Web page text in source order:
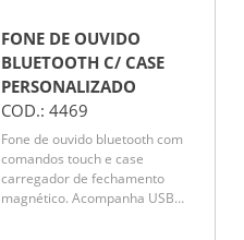
FONE DE OUVIDO
BLUETOOTH C/ CASE
PERSONALIZADO
COD.: 4469
Fone de ouvido bluetooth com
comandos touch e case
carregador de fechamento
magnético. Acompanha USB